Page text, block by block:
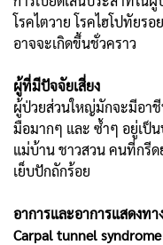
โรคไตวาย โรคไฮโปทัยร
อาจจะเกิดขึ้นชั่วคราว
ผู้ที่มีปัจจัยเสี่ยง
ผู้ป่วยส่วนใหญ่มักจะมีอา
มือมากๆ และ ซ้ำๆ อยู่เป็
แม่บ้าน ชาวสวน คนที่กรี
เย็บปักถักร้อย
อาการและอาการแสดงท
Carpal tunnel syndrome